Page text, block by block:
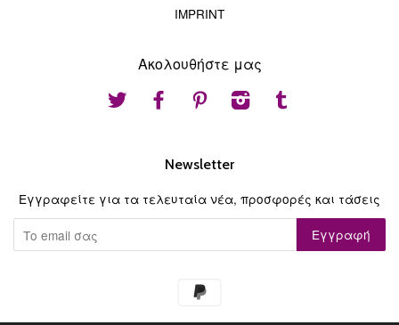
IMPRINT
Ακολουθήστε μας
Twitter Facebook Pinterest Instagram
Newsletter
Εγγραφείτε για τα τελευταία νέα, προσφορές και τάσεις